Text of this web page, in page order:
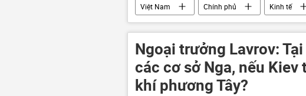
Việt Nam Chính phủ Kinh tế
Ngân hàng Nhà nước
Ngoại trưởng Lavrov:
các cơ sở Nga, nếu Kiev
khí phương Tây?